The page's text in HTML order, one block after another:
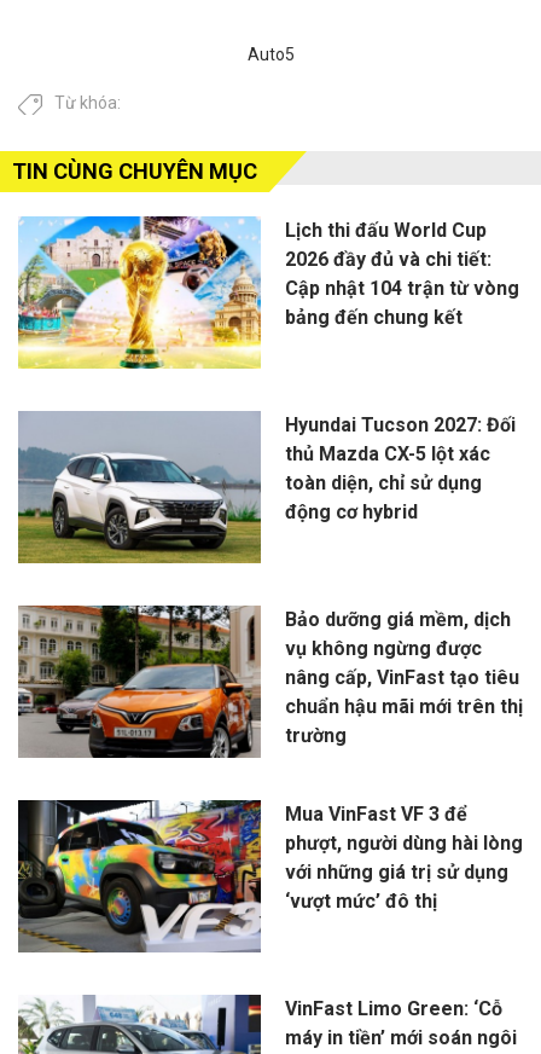
Auto5
Từ khóa:
TIN CÙNG CHUYÊN MỤC
Lịch thi đấu World Cup
2026 đầy đủ và chi tiết:
Cập nhật 104 trận từ vòng
bảng đến chung kết
Hyundai Tucson 2027: Đối
thủ Mazda CX-5 lột xác
toàn diện, chỉ sử dụng
động cơ hybrid
Bảo dưỡng giá mềm, dịch
vụ không ngừng được
nâng cấp, VinFast tạo tiêu
chuẩn hậu mãi mới trên thị
trường
Mua VinFast VF 3 để
phượt, người dùng hài lòng
với những giá trị sử dụng
‘vượt mức’ đô thị
VinFast Limo Green: ‘Cỗ
máy in tiền’ mới soán ngôi